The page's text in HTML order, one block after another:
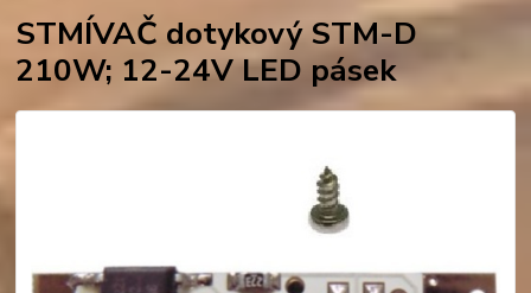
STMÍVAČ dotykový STM-D
210W; 12-24V LED pásek